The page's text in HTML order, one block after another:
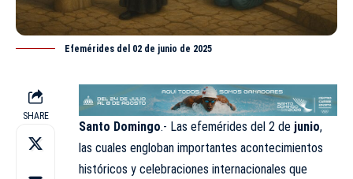
Efemérides del 02 de junio de 2025
SHARE
Santo Domingo.- Las efemérides del 2 de junio,
las cuales engloban importantes acontecimientos
históricos y celebraciones internacionales que